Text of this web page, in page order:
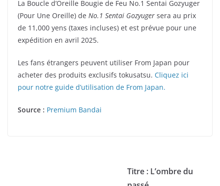
La Boucle d’Oreille Bougie de Feu No.1 Sentai Gozyuger
(Pour Une Oreille) de No.1 Sentai Gozyuger sera au prix
de 11,000 yens (taxes incluses) et est prévue pour une
expédition en avril 2025.
Les fans étrangers peuvent utiliser From Japan pour
acheter des produits exclusifs tokusatsu. Cliquez ici
pour notre guide d’utilisation de From Japan.
Source : Premium Bandai
Titre : L’ombre du